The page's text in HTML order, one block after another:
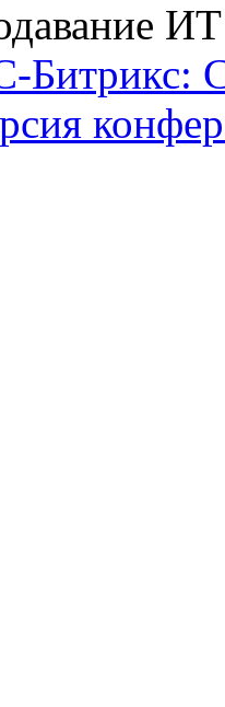
Битрикс: